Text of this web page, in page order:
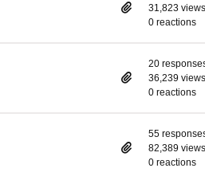
31,823 views
0 reactions
20
36,239 views
0 reactions
55
82,389 views
0 reactions